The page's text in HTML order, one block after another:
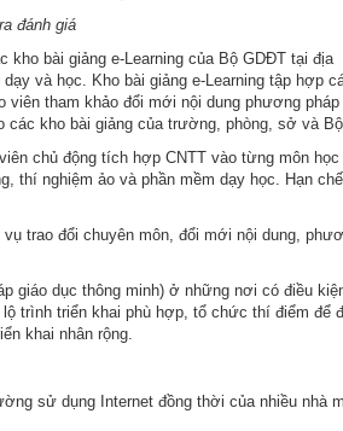
đánh giá
bài giảng e-Learning của Bộ GDĐT tại địa
và học. Kho bài giảng e-Learning tập hợp
tham khảo đổi mới nội dung phương
các kho bài giảng của trường, phòng, sở và
chủ động tích hợp CNTT vào từng môn học
thí nghiệm ảo và phần mềm dạy học. Hạn
trao đổi chuyên môn, đổi mới nội dung,
giáo dục thông minh) ở những nơi có điều
trình triển khai phù hợp, tổ chức thí điểm để
khai nhân rộng.
sử dụng Internet đồng thời của nhiều nhà